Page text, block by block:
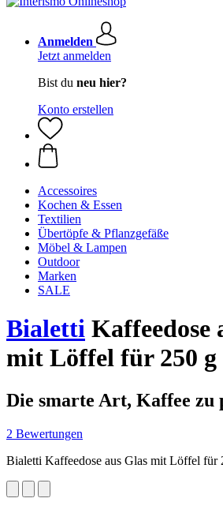
Anmelden
Jetzt anmelden
Bist du neu hier?
Konto erstellen
Accessoires
Kochen & Essen
Textilien
Übertöpfe & Pflanzgefäße
Möbel & Lampen
Outdoor
Marken
SALE
Bialetti Kaffeedose
mit Löffel für 250 g
Die smarte Art, Kaffee zu
2 Bewertungen
Bialetti Kaffeedose aus Glas mit Löffel für